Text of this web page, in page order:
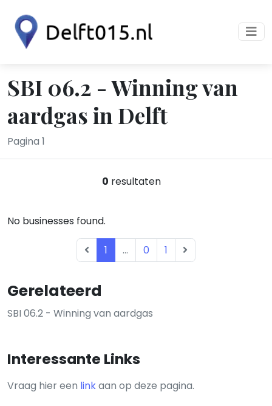
SBI 06.2 - Winning van
aardgas in Delft
Pagina 1
Gerelateerd
SBI 06.2 - Winning van aardgas
Interessante Links
Vraag hier een linkaan op deze pagina.
0 resultaten
No businesses found.
1 ... 0 1